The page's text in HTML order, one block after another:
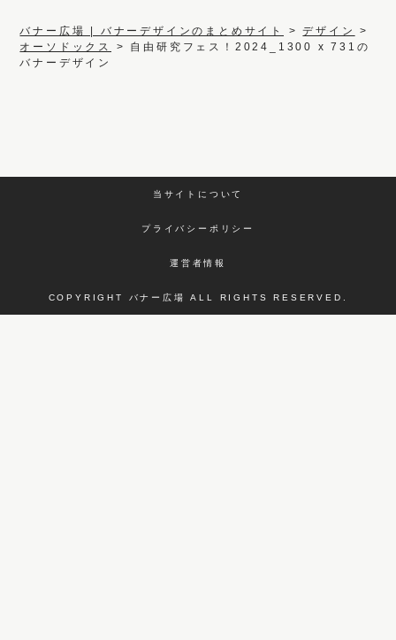
バナー広場 | バナーデザインのまとめサイト >デザイン
>
オーソドックス
> 自由研究フェス！2024_1300 x 731の
バナーデザイン
当サイトについて
プライバシーポリシー
運営者情報
COPYRIGHT バナー広場 ALL RIGHTS RESERVED.